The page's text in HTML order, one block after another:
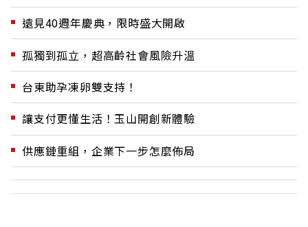
遠見40週年慶典，限時盛大開啟
孤獨到孤立，超高齡社會風險升溫
台東助孕凍卵雙支持！
讓支付更懂生活！玉山開創新體驗
供應鏈重組，企業下一步怎麼佈局